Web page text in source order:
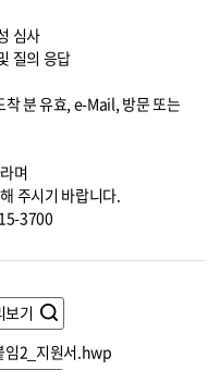
심사
질의 응답
분 유효, e-Mail, 방문 또는
며
주시기 바랍니다.
3700
보기
임2_지원서.hwp